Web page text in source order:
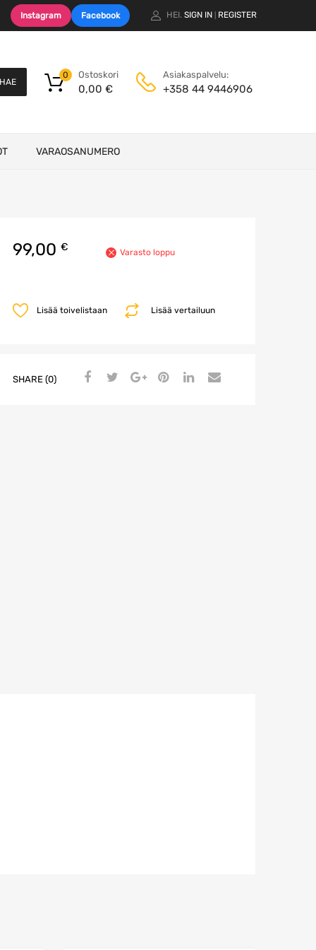
Instagram Facebook HEI. SIGN IN REGISTER
HAE
Ostoskori
0,00 €
0 Asiakaspalvelu:
+358 44 9446906
VARAOSANUMERO
99,00 € Varasto loppu
Lisää vertailuun
Lisää toivelistaan
SHARE (0)